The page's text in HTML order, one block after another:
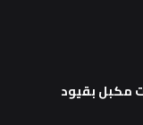
مكبل بقيود